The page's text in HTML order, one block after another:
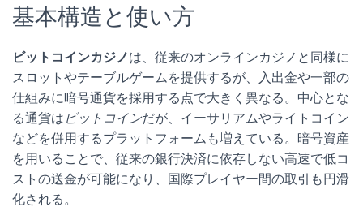
基本構造と使い方
ビットコインカジノは、従来のオンラインカジノと同様に
スロットやテーブルゲームを提供するが、入出金や一部の
仕組みに暗号通貨を採用する点で大きく異なる。中心とな
る通貨は ビットコインだが、イーサリアムやライトコイン
などを併用するプラットフォームも増えている。暗号資産
を用いることで、従来の銀行決済に依存しない高速で低コ
ストの送金が可能になり、国際プレイヤー間の取引も円滑
化される。